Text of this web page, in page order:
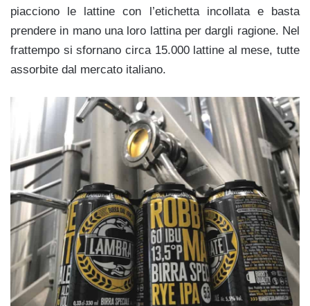
piacciono le lattine con l’etichetta incollata e basta
prendere in mano una loro lattina per dargli ragione. Nel
frattempo si sfornano circa 15.000 lattine al mese, tutte
assorbite dal mercato italiano.